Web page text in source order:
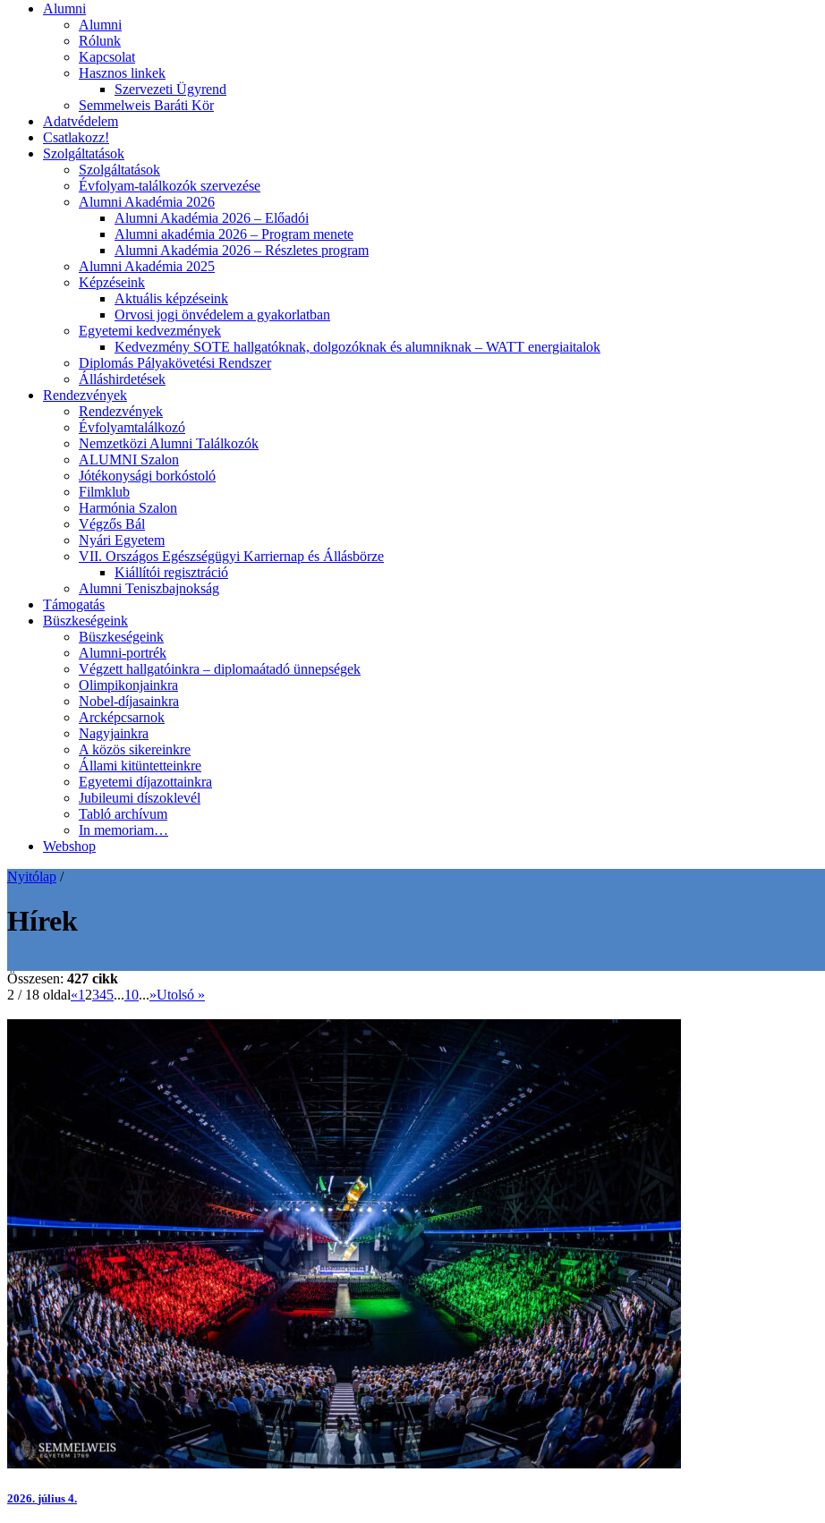
Alumni
Alumni
Rólunk
Kapcsolat
Hasznos linkek
Szervezeti Ügyrend
Semmelweis Baráti Kör
Adatvédelem
Csatlakozz!
Szolgáltatások
Szolgáltatások
Évfolyam-találkozók szervezése
Alumni Akadémia 2026
Alumni Akadémia 2026 – Előadói
Alumni akadémia 2026 – Program menete
Alumni Akadémia 2026 – Részletes program
Alumni Akadémia 2025
Képzéseink
Aktuális képzéseink
Orvosi jogi önvédelem a gyakorlatban
Egyetemi kedvezmények
Kedvezmény SOTE hallgatóknak, dolgozóknak és alumniknak – WATT energiaitalok
Diplomás Pályakövetési Rendszer
Álláshirdetések
Rendezvények
Rendezvények
Évfolyamtalálkozó
Nemzetközi Alumni Találkozók
ALUMNI Szalon
Jótékonysági borkóstoló
Filmklub
Harmónia Szalon
Végzős Bál
Nyári Egyetem
VII. Országos Egészségügyi Karriernap és Állásbörze
Kiállítói regisztráció
Alumni Teniszbajnokság
Támogatás
Büszkeségeink
Büszkeségeink
Alumni-portrék
Végzett hallgatóinkra – diplomaátadó ünnepségek
Olimpikonjainkra
Nobel-díjasainkra
Arcképcsarnok
Nagyjainkra
A közös sikereinkre
Állami kitüntetteinkre
Egyetemi díjazottainkra
Jubileumi díszoklevél
Tabló archívum
In memoriam…
Webshop
Nyitólap /
Hírek
Összesen: 427 cikk
2 / 18 oldal«1 2345...10...»Utolsó »
2026. július 4.